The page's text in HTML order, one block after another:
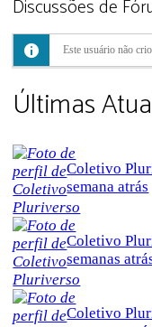
Discussões de
Este usuário não
Últimas
Coletivo
semana atrás
Coletivo
semanas
Coletivo